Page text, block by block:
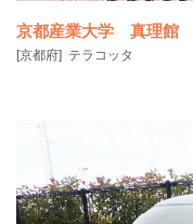
京都産業大学 真理館
[京都府] テラコッタ